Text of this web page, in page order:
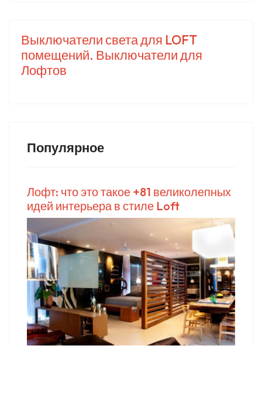
Выключатели света для LOFT
помещений. Выключатели для
Лофтов
Популярное
Лофт: что это такое +81 великолепных
идей интерьера в стиле Loft